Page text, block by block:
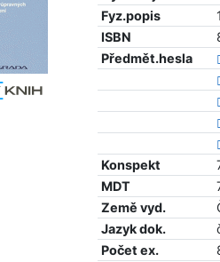
Fyz.popis
ISBN
Předmět.hesla
Konspekt
MDT
Země vyd.
Jazyk dok.
Počet ex.